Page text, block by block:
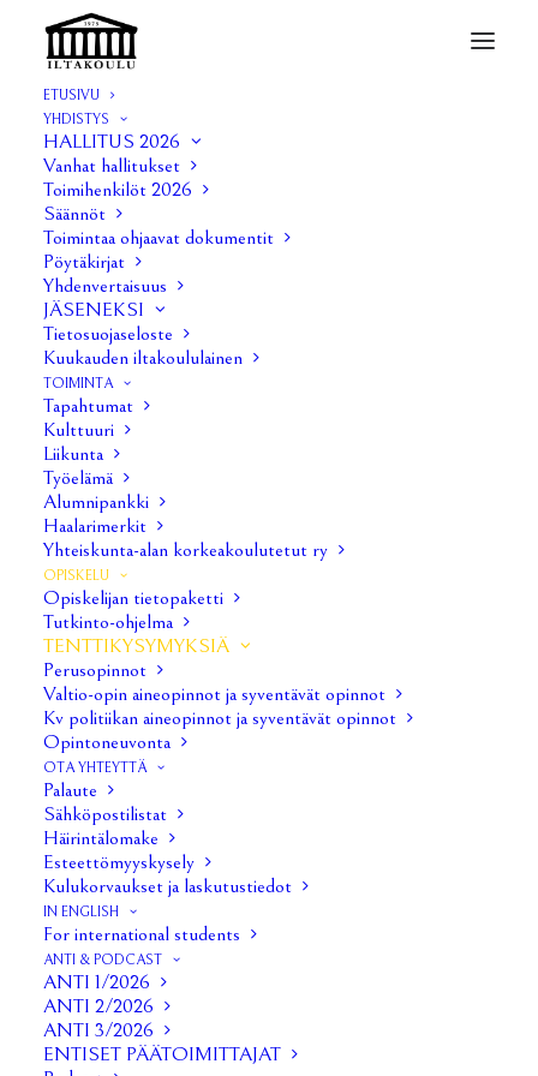
ETUSIVU
YHDISTYS
HALLITUS 2026
Vanhat hallitukset
Toimihenkilöt 2026
Säännöt
Toimintaa ohjaavat dokumentit
Pöytäkirjat
Yhdenvertaisuus
JÄSENEKSI
Tietosuojaseloste
Kuukauden iltakoululainen
TOIMINTA
Tapahtumat
Kulttuuri
Liikunta
Työelämä
Alumnipankki
Haalarimerkit
Yhteiskunta-alan korkeakoulutetut ry
OPISKELU
Opiskelijan tietopaketti
Tutkinto-ohjelma
TENTTIKYSYMYKSIÄ
Perusopinnot
Valtio-opin aineopinnot ja syventävät opinnot
Kv politiikan aineopinnot ja syventävät opinnot
Opintoneuvonta
OTA YHTEYTTÄ
Palaute
Sähköpostilistat
Häirintälomake
Esteettömyyskysely
Kulukorvaukset ja laskutustiedot
IN ENGLISH
For international students
ANTI & PODCAST
ANTI 1/2026
ANTI 2/2026
ANTI 3/2026
ENTISET PÄÄTOIMITTAJAT
Tenttikysymyksiä
Home Opiskelu
Iltakoulu on kerännyt jäsenistön avulla näille sivuille
tenttikysymysarkistoa auttamaan opiskelijoita
tentteihin valmistautumisessa. Tenttikysymyksien
kerääminen lopetettiin Iltakoulun 2026 hallituksen
päätöksellä keväällä 2026, mutta aiemmin kirjatut
tenttikysymykset ovat edelleen näkyvillä.
Perusopintojen tenttikysymykset
Valtio-opin tenttikysymykset
Kv-politiikan tenttikysymykset
Iltakoulu ry
Kalevantie 4 / Päätalo A027a